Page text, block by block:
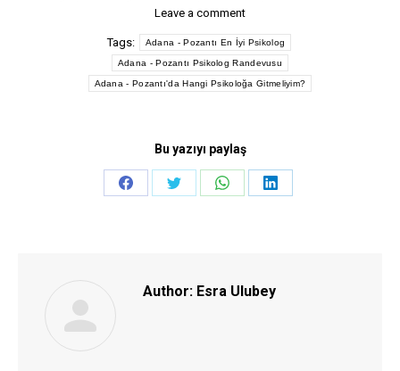
Leave a comment
Tags: Adana - Pozantı En İyi Psikolog
Adana - Pozantı Psikolog Randevusu
Adana - Pozantı'da Hangi Psikoloğa Gitmeliyim?
Bu yazıyı paylaş
Share
Share
Share
Share
Author: Esra Ulubey